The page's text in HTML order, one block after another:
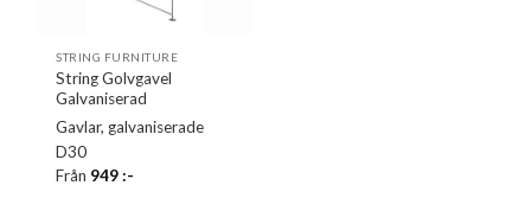
STRING FURNITURE
String Golvgavel
Galvaniserad
Gavlar, galvaniserade
D30
Från 949:-